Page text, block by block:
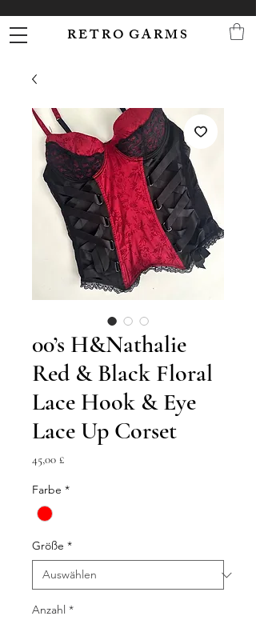
R E T R O G A R M S
00’s H&Nathalie
Red & Black Floral
Lace Hook & Eye
Lace Up Corset
45,00 £Preis
Farbe *
Größe *
Anzahl *